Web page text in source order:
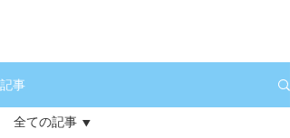
記事
全ての記事